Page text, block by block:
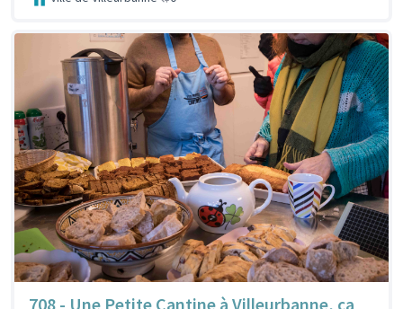
708 - Une Petite Cantine à Villeurbanne, ça